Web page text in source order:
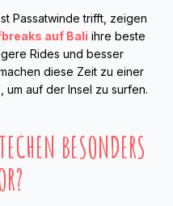
Passatwinde trifft, zeigen
auf Bali ihre beste
Rides und besser
diese Zeit zu einer
auf der Insel zu surfen.
BESONDERS